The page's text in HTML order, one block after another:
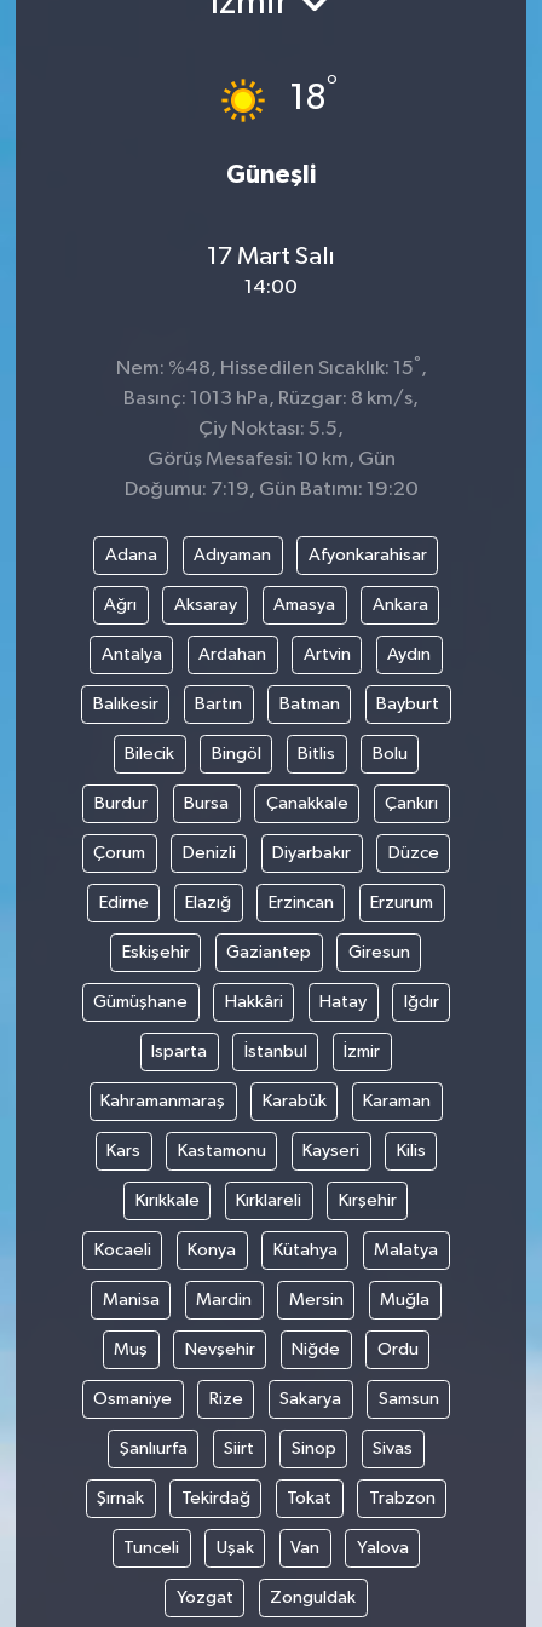
18°
Güneşli
17 Mart Salı
14:00
Nem: %48, Hissedilen Sıcaklık: 15° ,
Basınç: 1013 hPa, Rüzgar: 8 km/s,
Çiy Noktası: 5.5,
Görüş Mesafesi: 10 km, Gün
Doğumu: 7:19, Gün Batımı: 19:20
Adana Adıyaman Afyonkarahisar
Ağrı Aksaray Amasya Ankara
Antalya Ardahan Artvin Aydın
Balıkesir Bartın Batman Bayburt
Bilecik Bingöl Bitlis Bolu
Burdur Bursa Çanakkale Çankırı
Çorum Denizli Diyarbakır Düzce
Edirne Elazığ Erzincan Erzurum
Eskişehir Gaziantep Giresun
Gümüşhane Hakkâri Hatay Iğdır
Isparta İstanbul İzmir
Kahramanmaraş Karabük Karaman
Kars Kastamonu Kayseri Kilis
Kırıkkale Kırklareli Kırşehir
Kocaeli Konya Kütahya Malatya
Manisa Mardin Mersin Muğla
Muş Nevşehir Niğde Ordu
Osmaniye Rize Sakarya Samsun
Şanlıurfa Siirt Sinop Sivas
Şırnak Tekirdağ Tokat Trabzon
Tunceli Uşak Van Yalova
Yozgat Zonguldak